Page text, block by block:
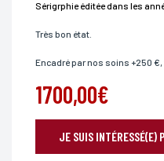
Sérigrphie éditée dans les
Très bon état.
Encadré par nos soins +250
1700,00€
JE SUIS INTÉRESSÉ(E)